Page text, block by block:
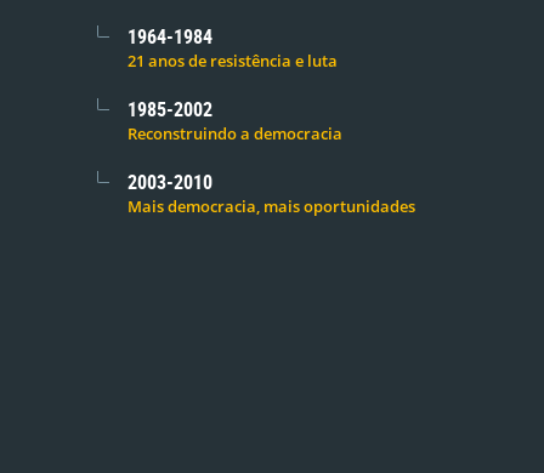
1964-1984
21 anos de resistência e luta
1985-2002
Reconstruindo a democracia
2003-2010
Mais democracia, mais oportunidades